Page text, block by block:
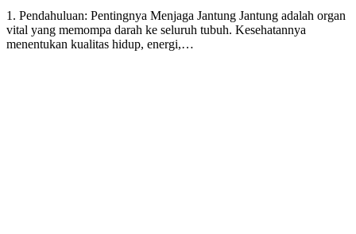
1. Pendahuluan: Pentingnya Menjaga Jantung Jantung adalah organ
vital yang memompa darah ke seluruh tubuh. Kesehatannya
menentukan kualitas hidup, energi,…